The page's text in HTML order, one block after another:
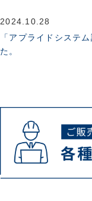
2024.10.28
「アプライドシステ
た。